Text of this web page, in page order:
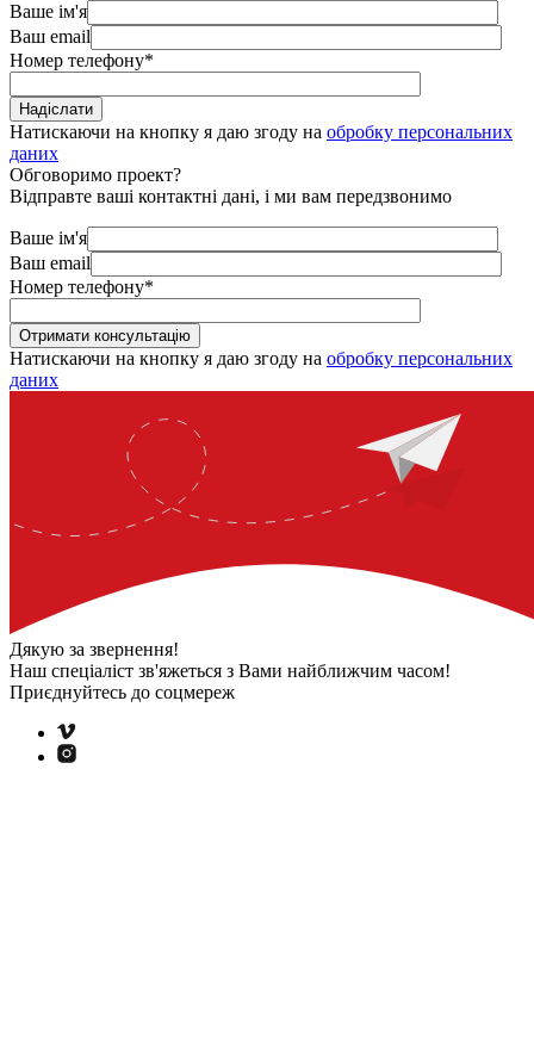
Ваше ім'я
Ваш email
Номер телефону*
Натискаючи на кнопку я даю згоду на обробку персональних
даних
Обговоримо проект?
Відправте ваші контактні дані, і ми вам передзвонимо
Ваше ім'я
Ваш email
Номер телефону*
Натискаючи на кнопку я даю згоду на обробку персональних
даних
Дякую за звернення!
Наш спеціаліст зв'яжеться з Вами найближчим часом!
Приєднуйтесь до соцмереж